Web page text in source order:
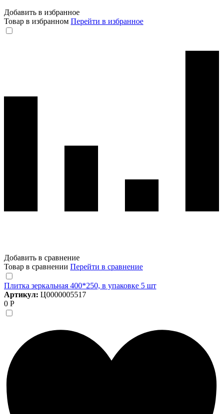
Добавить в избранное
Товар в избранном Перейти в избранное
Добавить в сравнение
Товар в сравнении Перейти в сравнение
Плитка зеркальная 400*250, в упаковке 5 шт
Артикул: Ц0000005517
0 Р